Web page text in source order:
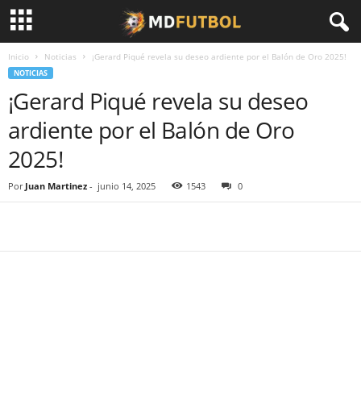
Inicio Noticias ¡Gerard Piqué revela su deseo ardiente por el Balón de Oro 2025!
NOTICIAS
¡Gerard Piqué revela su deseo
ardiente por el Balón de Oro
2025!
Por Juan Martinez - junio 14, 2025 1543 0